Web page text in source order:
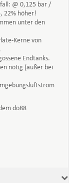
@ 0,125 bar /
22% höher!
unter den
Kerne von
Endtanks.
nötig (außer bei
do88